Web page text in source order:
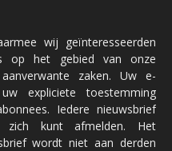
wij geïnteresseerden
op het gebied van onze
zaken. Uw e-
expliciete toestemming
Iedere nieuwsbrief
kunt afmelden. Het
wordt niet aan derden